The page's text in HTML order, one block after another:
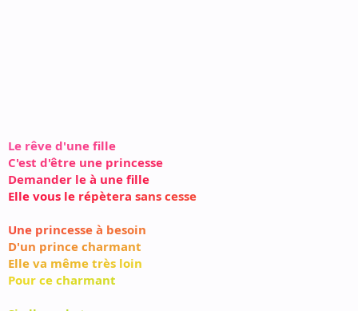
Le rêve d'une flle
C'est d'être une princesse
Demander le à une flle
Elle vous le répètera sans cesse
Une princesse à besoin
D'un prince charmant
Elle va même très loin
Pour ce charmant